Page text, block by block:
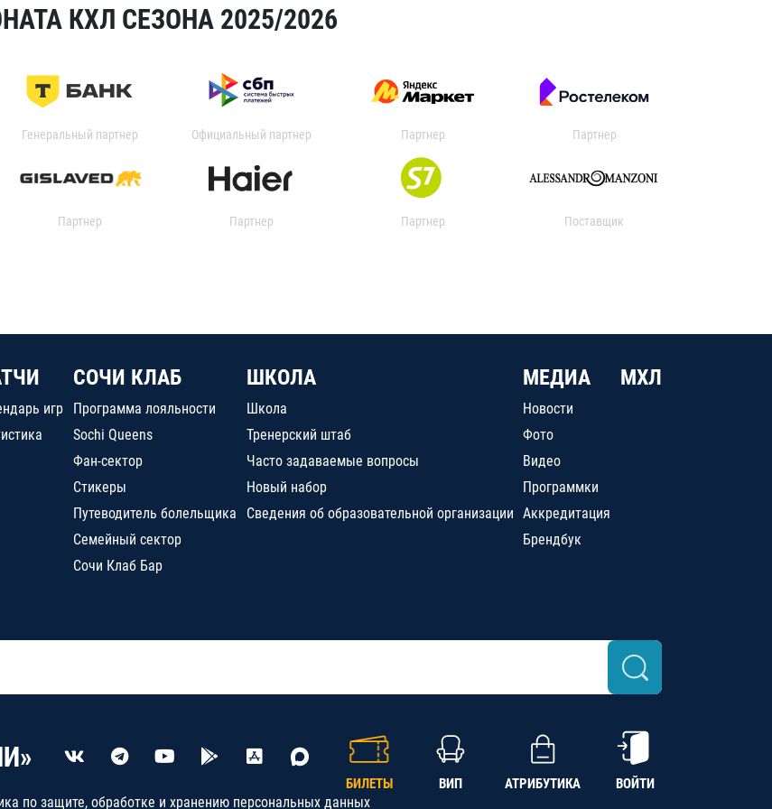
КХЛ СЕЗОНА 2025/2026
Генеральный партнер Официальный партнер Партнер Партнер
Партнер Партнер Партнер Поставщик
игр
СОЧИ КЛАБ
Программа лояльности
Sochi Queens
Фан-сектор
Стикеры
Путеводитель болельщика
Семейный сектор
Сочи Клаб Бар
ШКОЛА
Школа
Тренерский штаб
Часто задаваемые вопросы
Новый набор
Сведения об образовательной организации
МЕДИА
Новости
Фото
Видео
Программки
Аккредитация
Брендбук
МХЛ
БИЛЕТЫ ВИП АТРИБУТИКА ВОЙТИ
по защите, обработке и хранению персональных данных